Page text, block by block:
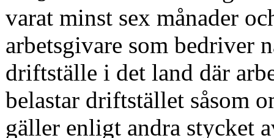
varat minst sex månader
arbetsgivare som bedriver
driftställe i det land där
belastar driftstället såsom
gäller enligt andra stycket